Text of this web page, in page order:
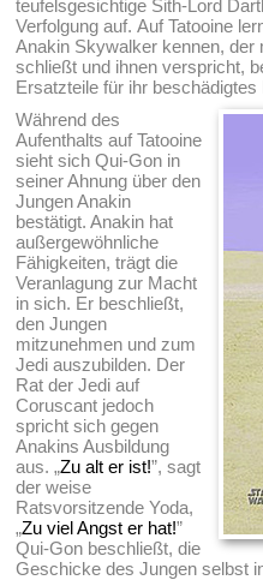
teufelsgesichtige Sith-Lord
Verfolgung auf. Auf Tatooine
Anakin Skywalker kennen, der
schließt und ihnen verspricht,
Ersatzteile für ihr
Während des
Aufenthalts auf Tatooine
sieht sich Qui-Gon in
seiner Ahnung über den
Jungen Anakin
bestätigt. Anakin hat
außergewöhnliche
Fähigkeiten, trägt die
Veranlagung zur Macht
in sich. Er beschließt,
den Jungen
mitzunehmen und zum
Jedi auszubilden. Der
Rat der Jedi auf
Coruscant jedoch
spricht sich gegen
Anakins Ausbildung
aus. „Zu alt er ist!”, sagt
der weise
Ratsvorsitzende Yoda,
„Zu viel Angst er hat!”
Qui-Gon beschließt, die
Geschicke des Jungen selbst